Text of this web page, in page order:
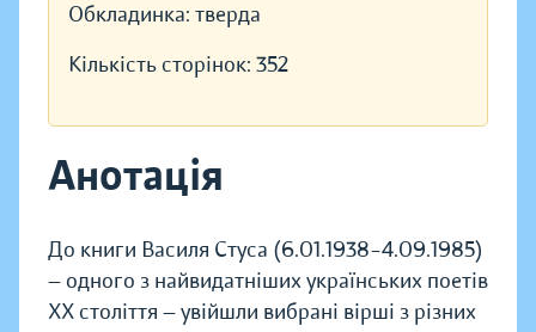
Обкладинка: тверда
Кількість сторінок: 352
Анотація
До книги Василя Стуса (6.01.1938–4.09.1985)
— одного з найвидатніших українських поетів
ХХ сто­ліття — увійшли вибрані вірші з різних